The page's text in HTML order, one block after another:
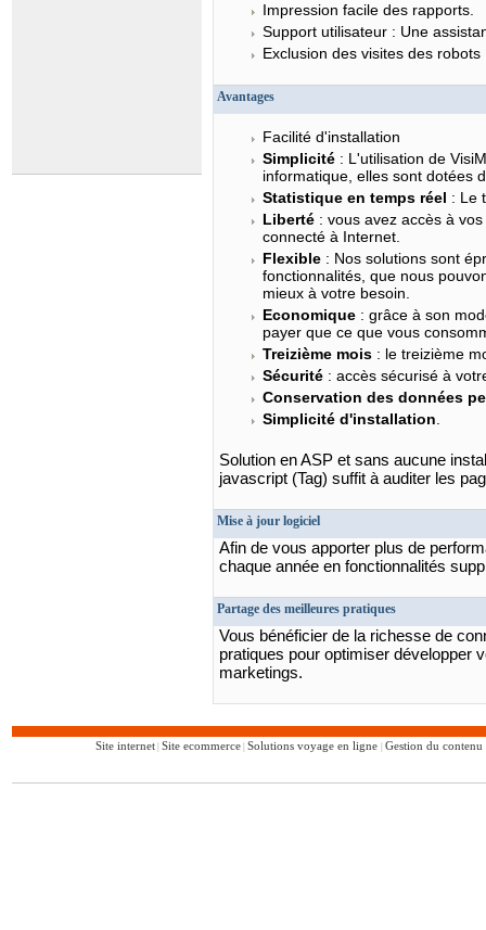
Impression facile des rapports.
Support utilisateur : Une
Exclusion des visites des robots
Avantages
Facilité d'installation
Simplicité : L'utilisation de
informatique, elles sont dotées
Statistique en temps réel : Le
Liberté : vous avez accès à
connecté à Internet.
Flexible : Nos solutions sont
fonctionnalités, que nous
mieux à votre besoin.
Economique : grâce à son
payer que ce que vous
Treizième mois : le treizième
Sécurité : accès sécurisé à
Conservation des données
Simplicité d'installation
Solution en ASP et sans aucune
javascript (Tag) suffit à auditer les
Mise à jour logiciel
Afin de vous apporter plus de
chaque année en fonctionnalités
Partage des meilleures pratiques
Vous bénéficier de la richesse de
pratiques pour optimiser développer
marketings.
Site internet| Site ecommerce| Solutions voyage en ligne Gestion du contenu